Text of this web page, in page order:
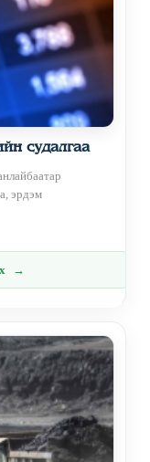
судалгаа
эрдэм